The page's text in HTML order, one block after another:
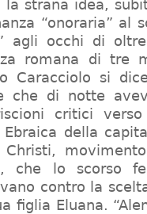
la strana idea,
“onoraria” al
agli occhi di
romana di tre
Caracciolo si
che di notte
critici
Ebraica della
Christi,
che lo scorso
contro la
figlia Eluana.